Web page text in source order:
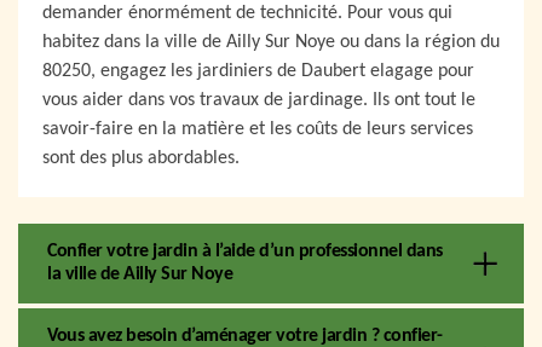
demander énormément de technicité. Pour vous qui
habitez dans la ville de Ailly Sur Noye ou dans la région du
80250, engagez les jardiniers de Daubert elagage pour
vous aider dans vos travaux de jardinage. Ils ont tout le
savoir-faire en la matière et les coûts de leurs services
sont des plus abordables.
Confier votre jardin à l’aide d’un professionnel dans
la ville de Ailly Sur Noye
Vous avez besoin d’aménager votre jardin ? confier-